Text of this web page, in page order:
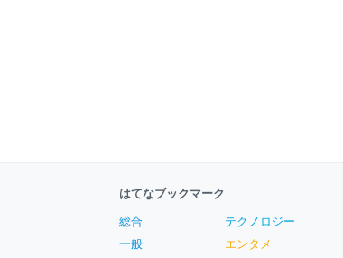
はてなブックマーク
総合
一般
テクノロジー
エンタメ